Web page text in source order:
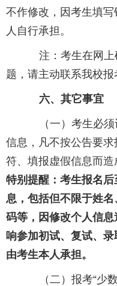
不作修改，因考生填
人自行承担。
注：考生在网上确
题，请主动联系我校报
六、其它事宜
（一）考生必须认
信息，凡不按公告要
符、填报虚假信息而造
特别提醒：考生报名
息，包括但不限于姓
码等，因修改个人信
响参加初试、复试、
由考生本人承担。
（二）报考“少数